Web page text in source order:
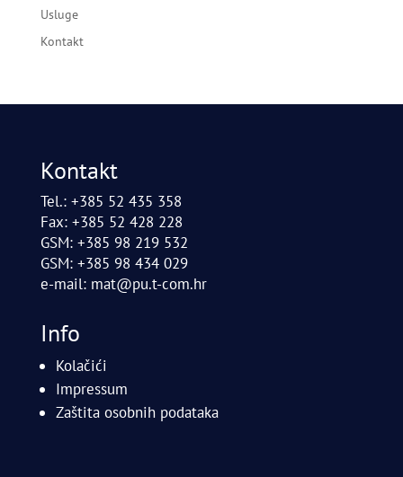
Usluge
Kontakt
Kontakt
Tel.: +385 52 435 358
Fax: +385 52 428 228
GSM: +385 98 219 532
GSM: +385 98 434 029
e-mail: mat@pu.t-com.hr
Info
Kolačići
Impressum
Zaštita osobnih podataka